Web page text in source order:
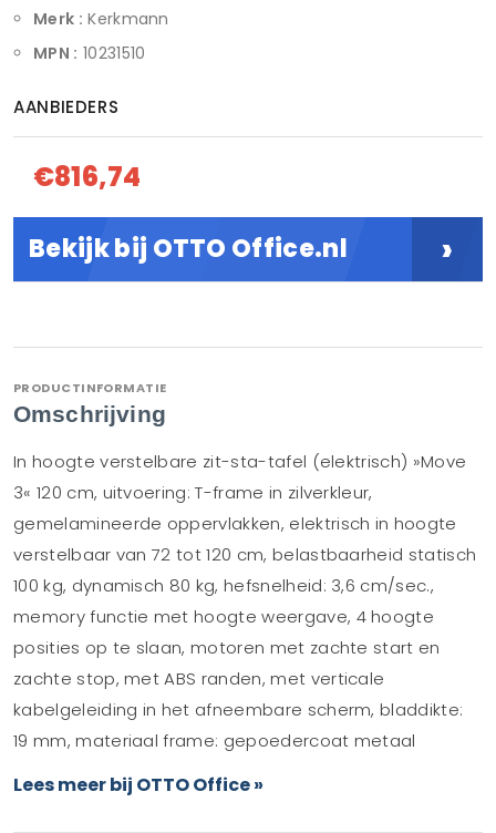
Merk : Kerkmann
MPN : 10231510
AANBIEDERS
€816,74
Bekijk bij OTTO Office.nl ›
PRODUCTINFORMATIE
Omschrijving
In hoogte verstelbare zit-sta-tafel (elektrisch) »Move
3« 120 cm, uitvoering: T-frame in zilverkleur,
gemelamineerde oppervlakken, elektrisch in hoogte
verstelbaar van 72 tot 120 cm, belastbaarheid statisch
100 kg, dynamisch 80 kg, hefsnelheid: 3,6 cm/sec.,
memory functie met hoogte weergave, 4 hoogte
posities op te slaan, motoren met zachte start en
zachte stop, met ABS randen, met verticale
kabelgeleiding in het afneembare scherm, bladdikte:
19 mm, materiaal frame: gepoedercoat metaal
Lees meer bij OTTO Office »